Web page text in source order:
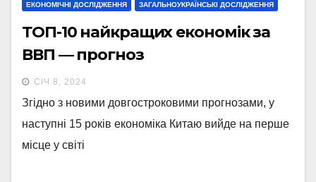
ЕКОНОМІЧНІ ДОСЛІДЖЕННЯ ЗАГАЛЬНОУКРАЇНСЬКІ ДОСЛІДЖЕННЯ
ТОП-10 найкращих економік за
ВВП — прогноз
СІЧ 8, 2024
Згідно з новими довгостроковими прогнозами, у
наступні 15 років економіка Китаю вийде на перше
місце у світі